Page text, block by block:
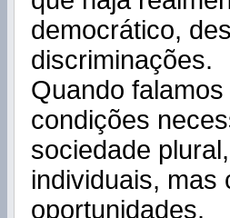
democrático,
discriminações.
Quando
condições
sociedade
individuais, mas
oportunidades.